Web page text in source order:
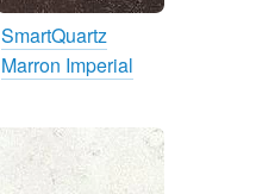
SmartQuartz
Marron Imperial